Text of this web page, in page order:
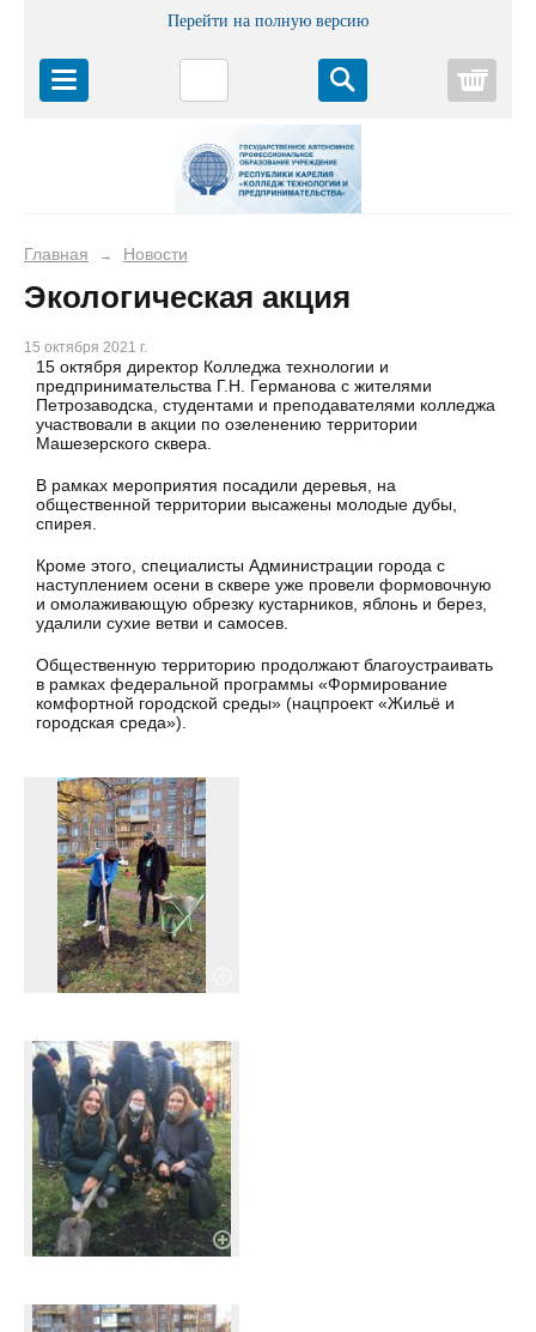
Перейти на полную версию
Главная → Новости
Экологическая акция
15 октября 2021 г.
15 октября директор Колледжа технологии и
предпринимательства Г.Н. Германова с жителями
Петрозаводска, студентами и преподавателями колледжа
участвовали в акции по озеленению территории
Машезерского сквера.
В рамках мероприятия посадили деревья, на
общественной территории высажены молодые дубы,
спирея.
Кроме этого, специалисты Администрации города с
наступлением осени в сквере уже провели формовочную
и омолаживающую обрезку кустарников, яблонь и берез,
удалили сухие ветви и самосев.
Общественную территорию продолжают благоустраивать
в рамках федеральной программы «Формирование
комфортной городской среды» (нацпроект «Жильё и
городская среда»).